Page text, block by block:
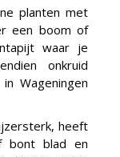
planten met
een boom of
waar je
onkruid
Wageningen
heeft
bont blad en